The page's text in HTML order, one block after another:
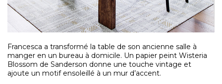
Francesca a transformé la table de son ancienne salle à
manger en un bureau à domicile. Un papier peint Wisteria
Blossom de Sanderson donne une touche vintage et
ajoute un motif ensoleillé à un mur d’accent.